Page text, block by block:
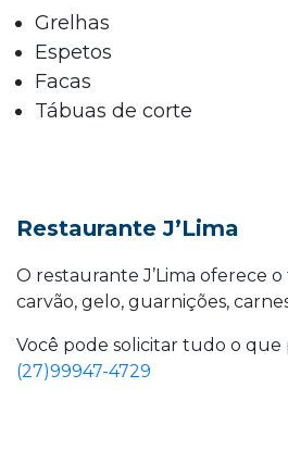
Grelhas
Espetos
Facas
Tábuas de corte
Restaurante J’Lima
O restaurante J’Lima oferece
carvão, gelo, guarnições,
Você pode solicitar tudo o que
(27)99947-4729